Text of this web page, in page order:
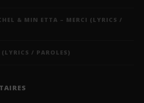
& MIN ETTA – MERCI (LYRICS /
/ PAROLES)